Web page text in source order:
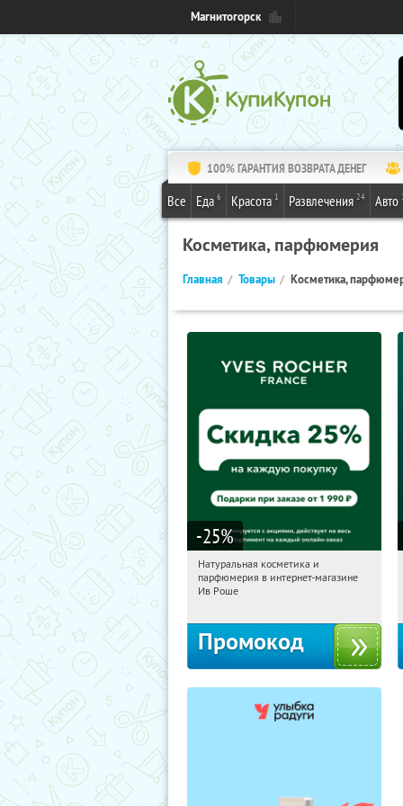
Магнитогорск
100% ГАРАНТИЯ ВОЗВРАТА ДЕНЕГ
Все Еда 6 Красота 1 Развлечения 24 Авто
Косметика, парфюмерия
Главная Товары Косметика,
-25%
15:38:19 Получили:
Россия
Натуральная косметика и
парфюмерия в интернет-магазине
Ив Роше
Промокод